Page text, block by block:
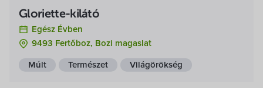
Gloriette-kilátó
Egész Évben
9493 Fertőboz, Bozi magaslat
Múlt Természet Világörökség